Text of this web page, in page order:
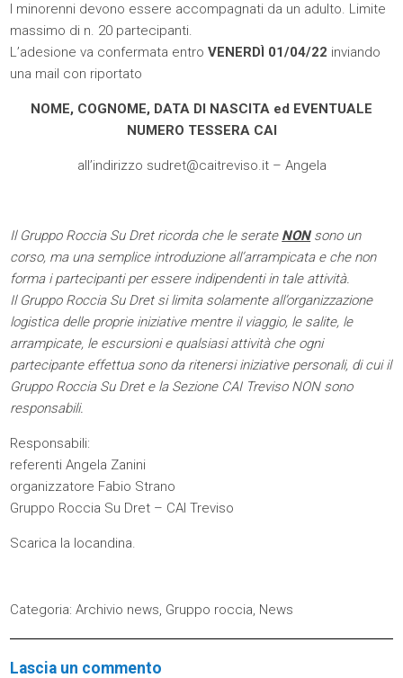
I minorenni devono essere accompagnati da un adulto. Limite
massimo di n. 20 partecipanti.
L’adesione va confermata entroVENERDÌ 01/04/22 inviando
una mail con riportato
NOME, COGNOME, DATA DI NASCITA ed EVENTUALE
NUMERO TESSERA CAI
all’indirizzo sudret@caitreviso.it– Angela
Il Gruppo Roccia Su Dret ricorda che le serate NONsono un
corso, ma una semplice introduzione all’arrampicata e che non
forma i partecipanti per essere indipendenti in tale attività.
Il Gruppo Roccia Su Dret si limita solamente all’organizzazione
logistica delle proprie iniziative mentre il viaggio, le salite, le
arrampicate, le escursioni e qualsiasi attività che ogni
partecipante effettua sono da ritenersiiniziative personali, di cui il
Gruppo Roccia Su Dret e la Sezione CAI Treviso NON sono
responsabili.
Responsabili:
referenti Angela Zanini
organizzatore Fabio Strano
Gruppo Roccia Su Dret – CAI Treviso
Scarica la locandina.
Categoria:Archivio news, Gruppo roccia, News
Lascia un commento